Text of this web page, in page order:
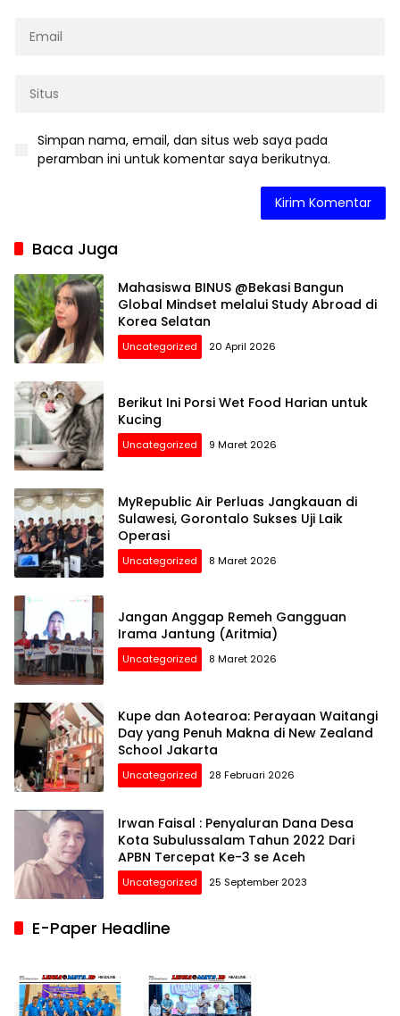
Simpan nama, email, dan situs web saya pada
peramban ini untuk komentar saya berikutnya.
Baca Juga
Mahasiswa BINUS @Bekasi Bangun
Global Mindset melalui Study Abroad di
Korea Selatan
Uncategorized 20 April 2026
Berikut Ini Porsi Wet Food Harian untuk
Kucing
Uncategorized 9 Maret 2026
MyRepublic Air Perluas Jangkauan di
Sulawesi, Gorontalo Sukses Uji Laik
Operasi
Uncategorized 8 Maret 2026
Jangan Anggap Remeh Gangguan
Irama Jantung (Aritmia)
Uncategorized 8 Maret 2026
Kupe dan Aotearoa: Perayaan Waitangi
Day yang Penuh Makna di New Zealand
School Jakarta
Uncategorized 28 Februari 2026
Irwan Faisal : Penyaluran Dana Desa
Kota Subulussalam Tahun 2022 Dari
APBN Tercepat Ke-3 se Aceh
Uncategorized 25 September 2023
E-Paper Headline